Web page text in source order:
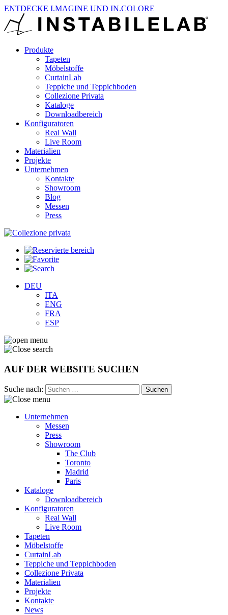
ENTDECKE I.MAGINE UND IN.COLORE
Produkte
Tapeten
Möbelstoffe
CurtainLab
Teppiche und Teppichboden
Collezione Privata
Kataloge
Downloadbereich
Konfiguratoren
Real Wall
Live Room
Materialien
Projekte
Unternehmen
Kontakte
Showroom
Blog
Messen
Press
DEU
ITA
ENG
FRA
ESP
AUF DER WEBSITE SUCHEN
Suche nach:
Unternehmen
Messen
Press
Showroom
The Club
Toronto
Madrid
Paris
Kataloge
Downloadbereich
Konfiguratoren
Real Wall
Live Room
Tapeten
Möbelstoffe
CurtainLab
Teppiche und Teppichboden
Collezione Privata
Materialien
Projekte
Kontakte
News